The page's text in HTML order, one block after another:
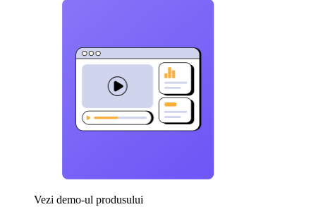
Vezi demo-ul produsului